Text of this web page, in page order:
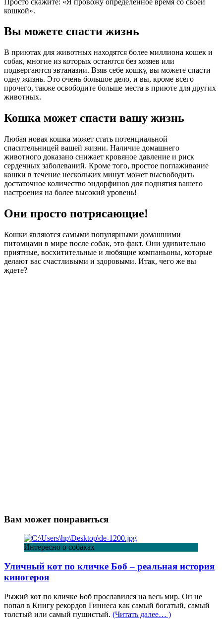
кошкой».
Вы можете спасти жизнь
В приютах для животных находятся более миллиона кошек и
собак, многие из которых остаются без хозяев или
подвергаются эвтаназии. Взяв себе кошку, вы можете спасти
одну жизнь. Это очень большое дело, и вы, кроме всего
прочего, также освободите больше места в приюте для других
животных.
Кошка может спасти вашу жизнь
Любая новая кошка может стать потенциальной
спасительницей вашей жизни. Наличие домашнего
животного доказано снижает кровяное давление и риск
сердечных заболеваний. Кроме того, простое поглаживание
кошки в течение нескольких минут может высвободить
достаточное количество эндорфинов для поднятия вашего
настроения на более высокий уровень!
Они просто потрясающие!
Кошки являются самыми популярными домашними
питомцами в мире после собак, это факт. Они удивительно
приятные, восхитительные и любящие компаньоны, которые
делают вас счастливыми и здоровыми. Итак, чего же вы
ждете?
Вам может понравиться
Интересно о собаках
Уличный кот по кличке Боб – реальная история
киногероя
Рыжий кот по кличке Боб прославился на весь мир. Он не
попал в Книгу рекордов Гиннеса как самый богатый, самый
толстый или самый пушистый. (Читать далее… )